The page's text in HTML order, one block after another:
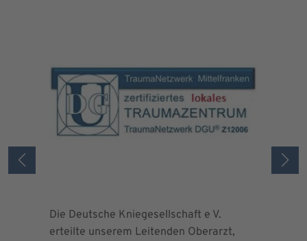
Die Deutsche Kniegesellschaft e V.
erteilte unserem Leitenden Oberarzt,